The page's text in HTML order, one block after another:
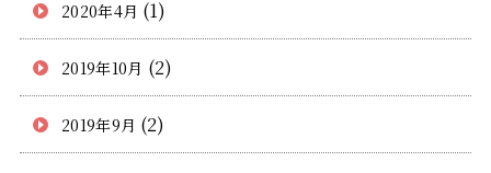
2020年4月 (1)
2019年10月 (2)
2019年9月 (2)